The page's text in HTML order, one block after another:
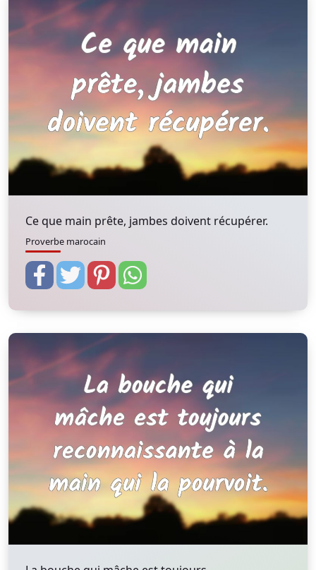
Ce que main prête, jambes doivent récupérer.
Proverbe marocain